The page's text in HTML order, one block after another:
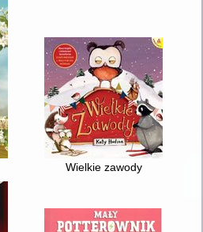
Wielkie zawody